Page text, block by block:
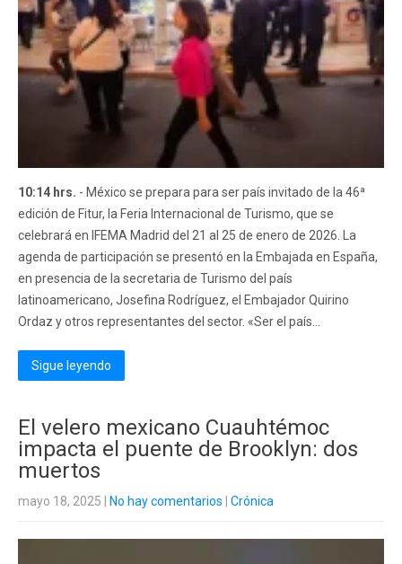
10:14 hrs. - México se prepara para ser país invitado de la 46ª
edición de Fitur, la Feria Internacional de Turismo, que se
celebrará en IFEMA Madrid del 21 al 25 de enero de 2026. La
agenda de participación se presentó en la Embajada en España,
en presencia de la secretaria de Turismo del país
latinoamericano, Josefina Rodríguez, el Embajador Quirino
Ordaz y otros representantes del sector. «Ser el país...
Sigue leyendo
El velero mexicano Cuauhtémoc
impacta el puente de Brooklyn: dos
muertos
mayo 18, 2025 No hay comentarios Crónica